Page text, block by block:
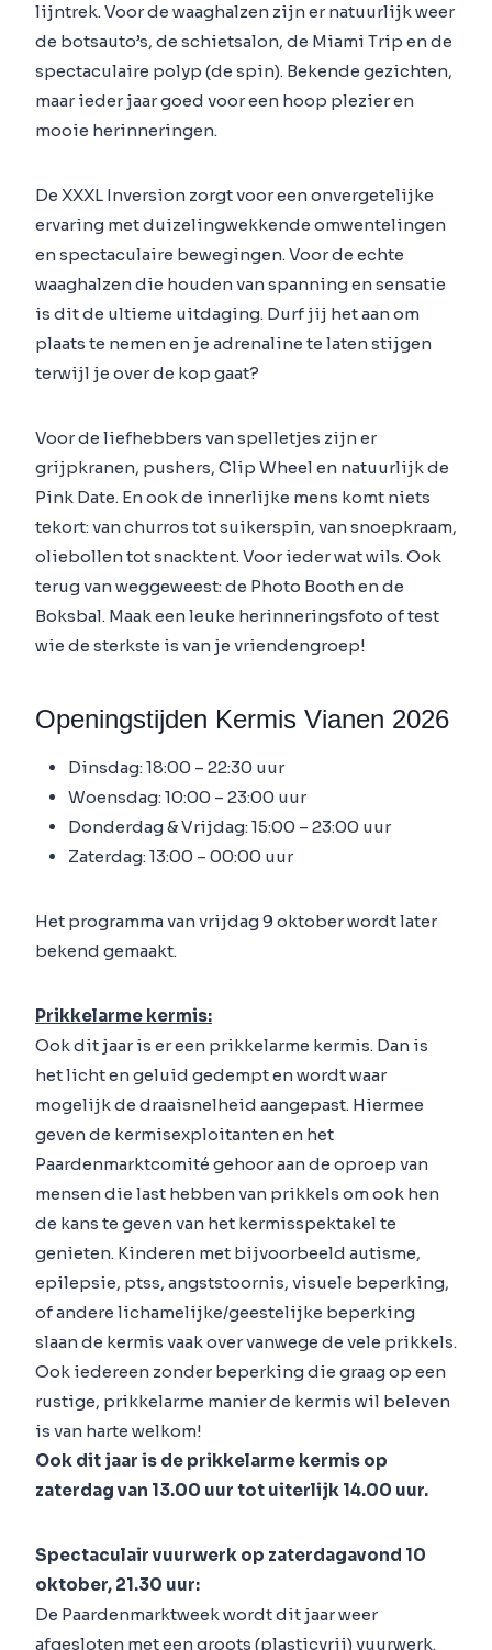
lijntrek. Voor de waaghalzen zijn er natuurlijk weer
de botsauto’s, de schietsalon, de Miami Trip en de
spectaculaire polyp (de spin). Bekende gezichten,
maar ieder jaar goed voor een hoop plezier en
mooie herinneringen.
De XXXL Inversion zorgt voor een onvergetelijke
ervaring met duizelingwekkende omwentelingen
en spectaculaire bewegingen. Voor de echte
waaghalzen die houden van spanning en sensatie
is dit de ultieme uitdaging. Durf jij het aan om
plaats te nemen en je adrenaline te laten stijgen
terwijl je over de kop gaat?
Voor de liefhebbers van spelletjes zijn er
grijpkranen, pushers, Clip Wheel en natuurlijk de
Pink Date. En ook de innerlijke mens komt niets
tekort: van churros tot suikerspin, van snoepkraam,
oliebollen tot snacktent. Voor ieder wat wils. Ook
terug van weggeweest: de Photo Booth en de
Boksbal. Maak een leuke herinneringsfoto of test
wie de sterkste is van je vriendengroep!
Openingstijden Kermis Vianen 2026
Dinsdag: 18:00 – 22:30 uur
Woensdag: 10:00 – 23:00 uur
Donderdag & Vrijdag: 15:00 – 23:00 uur
Zaterdag: 13:00 – 00:00 uur
Het programma van vrijdag 9 oktober wordt later
bekend gemaakt.
Prikkelarme kermis:
Ook dit jaar is er een prikkelarme kermis. Dan is
het licht en geluid gedempt en wordt waar
mogelijk de draaisnelheid aangepast. Hiermee
geven de kermisexploitanten en het
Paardenmarktcomité gehoor aan de oproep van
mensen die last hebben van prikkels om ook hen
de kans te geven van het kermisspektakel te
genieten. Kinderen met bijvoorbeeld autisme,
epilepsie, ptss, angststoornis, visuele beperking,
of andere lichamelijke/geestelijke beperking
slaan de kermis vaak over vanwege de vele prikkels.
Ook iedereen zonder beperking die graag op een
rustige, prikkelarme manier de kermis wil beleven
is van harte welkom!
Ook dit jaar is de prikkelarme kermis op
zaterdag van 13.00 uur tot uiterlijk 14.00 uur.
Spectaculair vuurwerk op zaterdagavond 10
oktober, 21.30 uur:
De Paardenmarktweek wordt dit jaar weer
afgesloten met een groots (plasticvrij) vuurwerk.